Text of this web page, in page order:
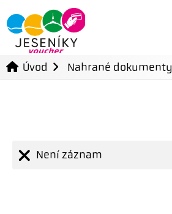
Úvod Nahrané dokumenty
Není záznam